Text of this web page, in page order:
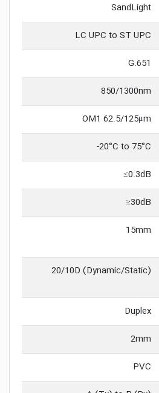
SandLight
LC UPC to ST UPC
G.651
850/1300nm
OM1 62.5/125μm
20°C to 75°C-
0.3dB≥
30dB≤
15mm
20/10D (Dynamic/Static)
Duplex
2mm
PVC